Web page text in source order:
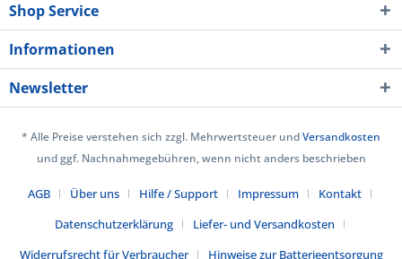
Shop Service
Informationen
Newsletter
* Alle Preise verstehen sich zzgl. Mehrwertsteuer undVersandkosten
und ggf. Nachnahmegebühren, wenn nicht anders beschrieben
AGB Über uns Hilfe / Support Impressum
Kontakt
Datenschutzerklärung
Liefer- und Versandkosten
Widerrufsrecht für Verbraucher
Hinweise zur Batterieentsorgung